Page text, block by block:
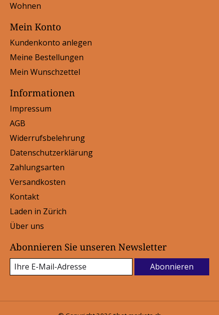
Wohnen
Mein Konto
Kundenkonto anlegen
Meine Bestellungen
Mein Wunschzettel
Informationen
Impressum
AGB
Widerrufsbelehrung
Datenschutzerklärung
Zahlungsarten
Versandkosten
Kontakt
Laden in Zürich
Über uns
Abonnieren Sie unseren Newsletter
Abonnieren